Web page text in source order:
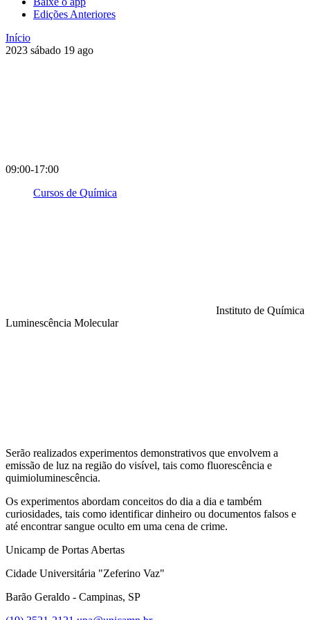
Edições Anteriores
Início
2023 sábado 19 ago
09:00-17:00
Cursos de Química
Instituto de Química
Luminescência Molecular
Serão realizados experimentos demonstrativos que envolvem a
emissão de luz na região do visível, tais como fluorescência e
quimioluminescência.
Os experimentos abordam conceitos do dia a dia e também
curiosidades, tais como identificar dinheiro ou documentos falsos e
até encontrar sangue oculto em uma cena de crime.
Unicamp de Portas Abertas
Cidade Universitária "Zeferino Vaz"
Barão Geraldo - Campinas, SP